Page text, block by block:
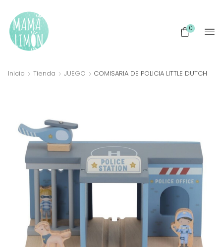
0
Inicio Tienda JUEGO COMISARIA DE POLICIA LITTLE DUTCH